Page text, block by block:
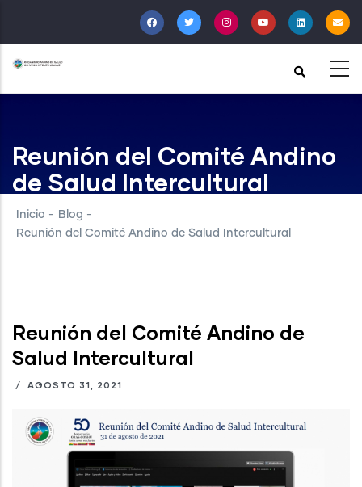
al
contenido
principal
Reunión del Comité Andino
de Salud Intercultural
Inicio - Blog -
Reunión del Comité Andino de Salud Intercultural
Reunión del Comité Andino de
Salud Intercultural
/ AGOSTO 31, 2021